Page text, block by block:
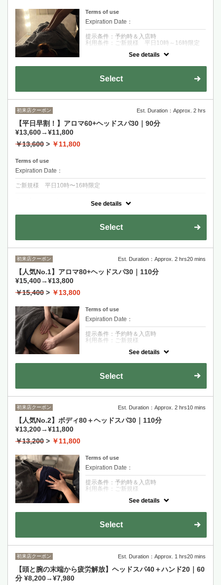
Terms of use
Expiration Date：
提示条件：予約時＆入店時
利用条件：ご新規様 平日10時～16時限定
ヘッドスパ×ボディケア（揉みほぐし）で一
気に回復！夕方の予定前にリフレッシュタイ
ムを♪通常メニューよりお得です♪
See details
Select
初来店クーポン Est. Duration：Approx. 2 hrs
【平日早割！】アロマ60+ヘッドスパ30｜90分
¥13,600→¥11,800
￥13,600 > ￥11,800
Terms of use
Expiration Date：
ご新規様 平日10時〜16時限定
リフレッシュタイムを♪通常メニューよりお得です♪
See details
Select
初来店クーポン Est. Duration：Approx. 2 hrs20 mins
【人気No.1】アロマ80+ヘッドスパ30｜110分
¥15,400→¥13,800
￥15,400 > ￥13,800
Terms of use
Expiration Date：
提示条件：予約時＆入店時
利用条件：ご新規様
【眠りの質を高める】深層アロマセット（ヘ
メント80分）。全身を癒して深い眠りに導き
See details
Select
初来店クーポン Est. Duration：Approx. 2 hrs10 mins
【人気No.2】ボディ80＋ヘッドスパ30｜110分
¥13,200→¥11,800
￥13,200 > ￥11,800
Terms of use
Expiration Date：
提示条件：予約時＆入店時
利用条件：ご新規様
「寝つきが悪い」「夜中に目が覚める」そん
な方のための自律神経を整えるスタンダード
セット。（¥13,200→¥11,800）プラス1,000
す。お着替え不要です♪
See details
Select
初来店クーポン Est. Duration：Approx. 1 hrs20 mins
【頭と腕の末端から疲労解放】ヘッドスパ40＋ハンド20｜60
分 ¥8,200→¥7,980